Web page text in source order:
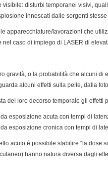
visibile: disturbi temporanei visivi,
innescati dalle sorgenti
apparecchiature/lavorazioni che
caso di impiego di LASER di
gravità, o la probabilità che alcuni
alcuni effetti sulla pelle, dalla
del loro decorso temporale gli effetti
esposizione acuta con tempi di
esposizione cronica con tempi di
acuto è possibile stabilire “la dose
hanno natura diversa dagli